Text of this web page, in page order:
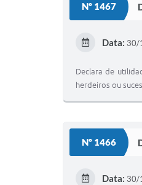
Nº 1467
Data: 30/
Declara de
herdeiros ou
Nº 1466
Data: 30/